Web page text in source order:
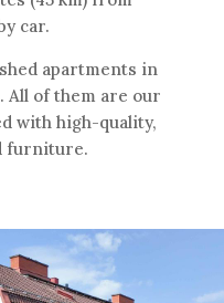
car.
apartments in
All of them are our
with high-quality,
furniture.